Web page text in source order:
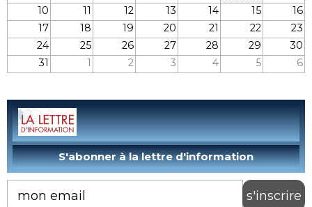
10
11 12 13 14 15
16
17
18 19 20 21 22
23
24
25 26 27 28 29
30
31
1 2 3 4 5 6